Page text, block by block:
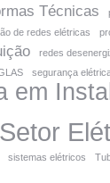
Técnicas
de redes elétricas
redes
segurança
em
Setor
sistemas elétricos